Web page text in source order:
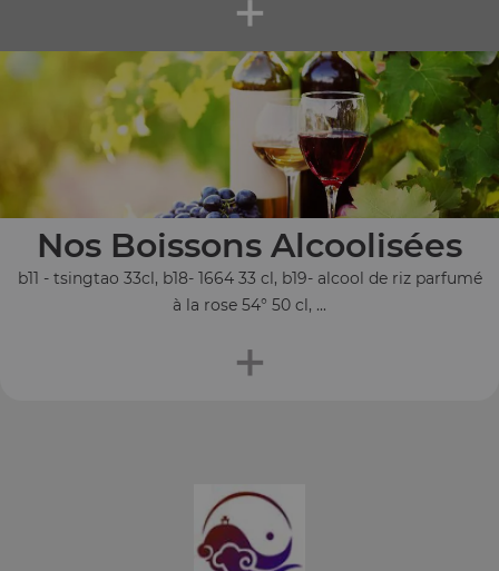
Nos Boissons Alcoolisées
b11 - tsingtao 33cl, b18- 1664 33 cl, b19- alcool de riz parfumé
à la rose 54° 50 cl, ...
+